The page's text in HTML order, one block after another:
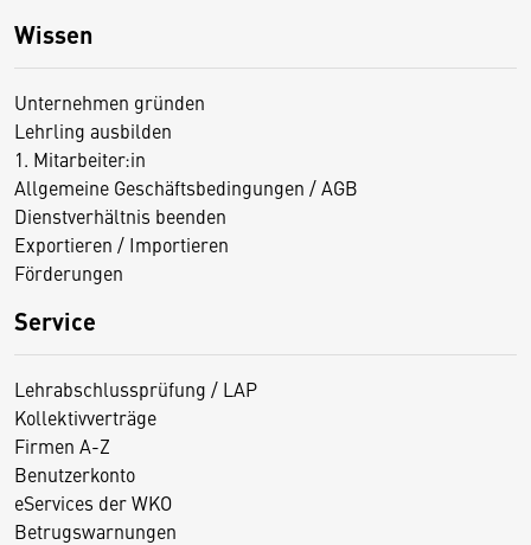
Wissen
Unternehmen gründen
Lehrling ausbilden
1. Mitarbeiter:in
Allgemeine Geschäftsbedingungen / AGB
Dienstverhältnis beenden
Exportieren / Importieren
Förderungen
Service
Lehrabschlussprüfung / LAP
Kollektivverträge
Firmen A-Z
Benutzerkonto
eServices der WKO
Betrugswarnungen